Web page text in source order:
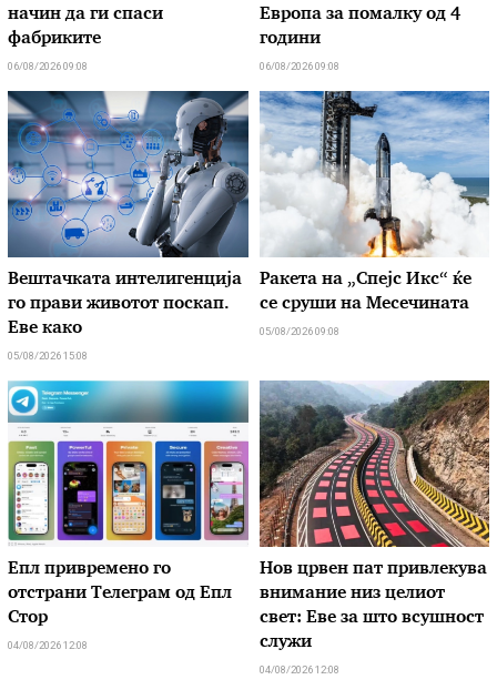
начин да ги спаси
фабриките
06/08/2026 09:08
Европа за помалку од 4
години
06/08/2026 09:08
Вештачката интелигенција
го прави животот поскап.
Еве како
05/08/2026 15:08
Ракета на „Спејс Икс“ ќе
се сруши на Месечината
05/08/2026 09:08
Епл привремено го
отстрани Телеграм од Епл
Стор
04/08/2026 12:08
Нов црвен пат привлекува
внимание низ целиот
свет: Еве за што всушност
служи
04/08/2026 12:08